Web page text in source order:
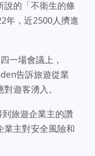
說的「不衛生的條
年，近2500人擠進
一場會議上，
告訴旅遊從業
遊客湧入。
旅遊企業主的讚
業主對安全風險和